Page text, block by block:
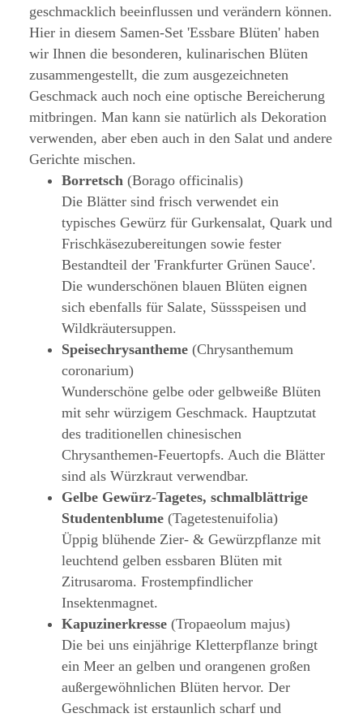
geschmacklich beeinflussen und verändern können.
Hier in diesem Samen-Set 'Essbare Blüten' haben
wir Ihnen die besonderen, kulinarischen Blüten
zusammengestellt, die zum ausgezeichneten
Geschmack auch noch eine optische Bereicherung
mitbringen. Man kann sie natürlich als Dekoration
verwenden, aber eben auch in den Salat und andere
Gerichte mischen.
Borretsch (Borago officinalis)
Die Blätter sind frisch verwendet ein
typisches Gewürz für Gurkensalat, Quark und
Frischkäsezubereitungen sowie fester
Bestandteil der 'Frankfurter Grünen Sauce'.
Die wunderschönen blauen Blüten eignen
sich ebenfalls für Salate, Süssspeisen und
Wildkräutersuppen.
Speisechrysantheme (Chrysanthemum
coronarium)
Wunderschöne gelbe oder gelbweiße Blüten
mit sehr würzigem Geschmack. Hauptzutat
des traditionellen chinesischen
Chrysanthemen-Feuertopfs. Auch die Blätter
sind als Würzkraut verwendbar.
Gelbe Gewürz-Tagetes, schmalblättrige
Studentenblume (Tagetestenuifolia)
Üppig blühende Zier- & Gewürzpflanze mit
leuchtend gelben essbaren Blüten mit
Zitrusaroma. Frostempfindlicher
Insektenmagnet.
Kapuzinerkresse (Tropaeolum majus)
Die bei uns einjährige Kletterpflanze bringt
ein Meer an gelben und orangenen großen
außergewöhnlichen Blüten hervor. Der
Geschmack ist erstaunlich scharf und